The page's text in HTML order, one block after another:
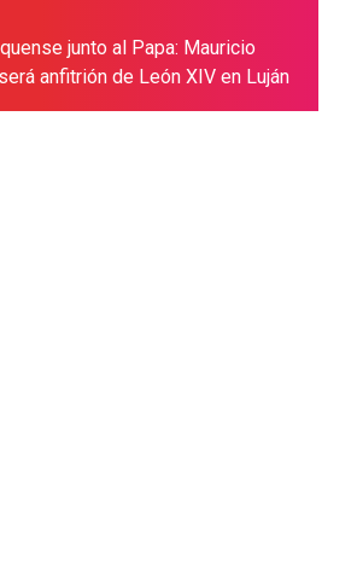
junto al Papa: Mauricio
anfitrión de León XIV en Luján